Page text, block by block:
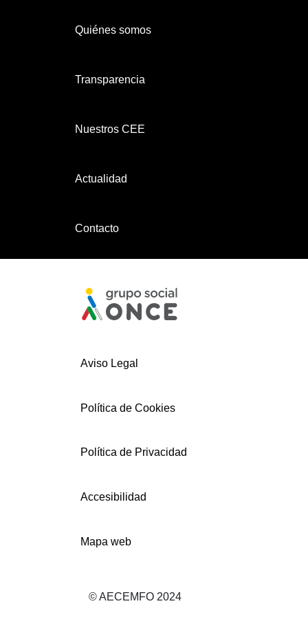
Quiénes somos
Transparencia
Nuestros CEE
Actualidad
Contacto
Aviso Legal
Política de Cookies
Política de Privacidad
Accesibilidad
Mapa web
© AECEMFO 2024